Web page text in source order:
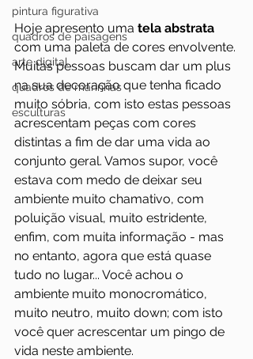
pintura figurativa
quadros de paisagens
arte digital
quadros de marinhas
esculturas
Hoje apresento uma tela abstrata
com uma paleta de cores envolvente.
Muitas pessoas buscam dar um plus
na sua decoração que tenha ficado
muito sóbria, com isto estas pessoas
acrescentam peças com cores
distintas a fim de dar uma vida ao
conjunto geral. Vamos supor, você
estava com medo de deixar seu
ambiente muito chamativo, com
poluição visual, muito estridente,
enfim, com muita informação - mas
no entanto, agora que está quase
tudo no lugar... Você achou o
ambiente muito monocromático,
muito neutro, muito down; com isto
você quer acrescentar um pingo de
vida neste ambiente.